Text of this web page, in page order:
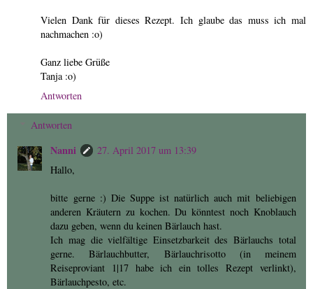
Vielen Dank für dieses Rezept. Ich glaube das muss ich mal
nachmachen :o)
Ganz liebe Grüße
Tanja :o)
Antworten
Antworten
Nanni
27. April 2017 um 13:39
Hallo,
bitte gerne :) Die Suppe ist natürlich auch mit beliebigen
anderen Kräutern zu kochen. Du könntest noch Knoblauch
dazu geben, wenn du keinen Bärlauch hast.
Ich mag die vielfältige Einsetzbarkeit des Bärlauchs total
gerne. Bärlauchbutter, Bärlauchrisotto (in meinem
Reiseproviant 1|17 habe ich ein tolles Rezept verlinkt),
Bärlauchpesto, etc.